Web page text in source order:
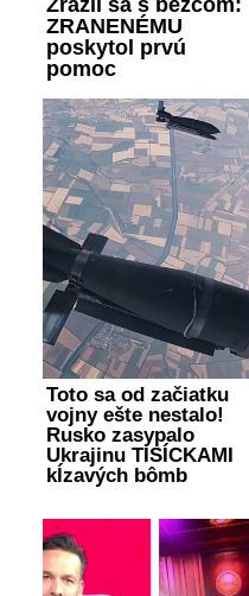
Zrazil sa s bežcom:
ZRANENÉMU
poskytol prvú
pomoc
Toto sa od začiatku
vojny ešte nestalo!
Rusko zasypalo
Ukrajinu TISÍCKAMI
kĺzavých bômb